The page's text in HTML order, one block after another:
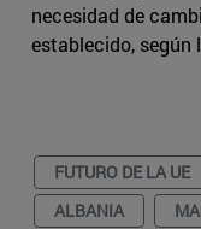
necesidad de
establecido, según
FUTURO DE LA UE
ALBANIA